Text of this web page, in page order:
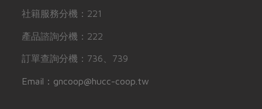
社籍服務分機：221
產品諮詢分機：222
訂單查詢分機：736、739
Email：gncoop@hucc-coop.tw